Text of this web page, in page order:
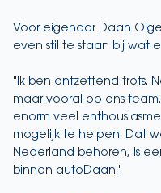
Voor eigenaar Daan
even stil te staan bij wat
"Ik ben ontzettend trots.
maar vooral op ons
enorm veel
mogelijk te helpen. Dat
Nederland behoren, is
binnen autoDaan."